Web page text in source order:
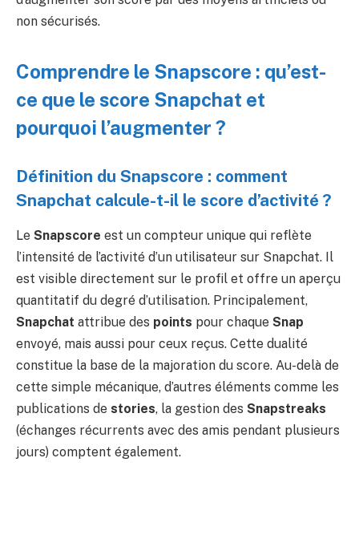
non sécurisés.
Comprendre le Snapscore : qu’est-
ce que le score Snapchat et
pourquoi l’augmenter ?
Définition du Snapscore : comment
Snapchat calcule-t-il le score d’activité ?
Le Snapscore est un compteur unique qui reflète
l’intensité de l’activité d’un utilisateur sur Snapchat. Il
est visible directement sur le profil et offre un aperçu
quantitatif du degré d’utilisation. Principalement,
Snapchat attribue des points pour chaque Snap
envoyé, mais aussi pour ceux reçus. Cette dualité
constitue la base de la majoration du score. Au-delà de
cette simple mécanique, d’autres éléments comme les
publications de stories, la gestion des Snapstreaks
(échanges récurrents avec des amis pendant plusieurs
jours) comptent également.